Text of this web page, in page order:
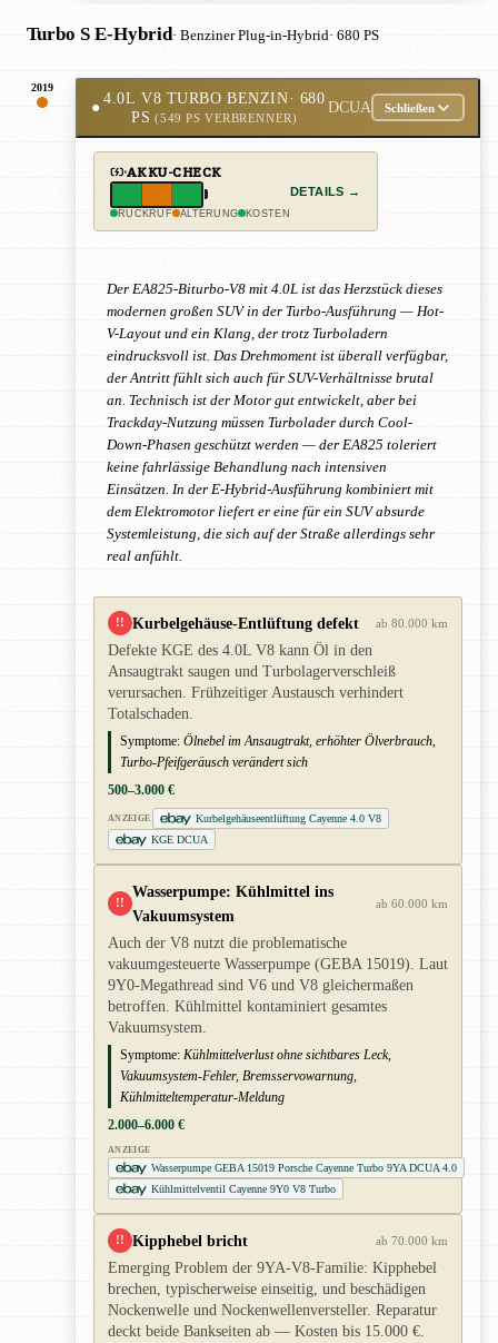
Turbo S E-Hybrid· Benziner Plug-in-Hybrid· 680 PS
2019
●
4.0L V8 TURBO BENZIN· 680
PS (549 PS VERBRENNER)
DCUA Schließen
AKKU-CHECK
RÜCKRUF ALTERUNG KOSTEN
DETAILS →
Der EA825-Biturbo-V8 mit 4.0L ist das Herzstück dieses
modernen großen SUV in der Turbo-Ausführung — Hot-
V-Layout und ein Klang, der trotz Turboladern
eindrucksvoll ist. Das Drehmoment ist überall verfügbar,
der Antritt fühlt sich auch für SUV-Verhältnisse brutal
an. Technisch ist der Motor gut entwickelt, aber bei
Trackday-Nutzung müssen Turbolader durch Cool-
Down-Phasen geschützt werden — der EA825 toleriert
keine fahrlässige Behandlung nach intensiven
Einsätzen. In der E-Hybrid-Ausführung kombiniert mit
dem Elektromotor liefert er eine für ein SUV absurde
Systemleistung, die sich auf der Straße allerdings sehr
real anfühlt.
!! Kurbelgehäuse-Entlüftung defekt ab 80.000 km
Defekte KGE des 4.0L V8 kann Öl in den
Ansaugtrakt saugen und Turbolagerverschleiß
verursachen. Frühzeitiger Austausch verhindert
Totalschaden.
Symptome: Ölnebel im Ansaugtrakt, erhöhter Ölverbrauch,
Turbo-Pfeifgeräusch verändert sich
500–3.000 €
ANZEIGE
Kurbelgehäuseentlüftung Cayenne 4.0 V8
KGE DCUA
!!
Wasserpumpe: Kühlmittel ins
Vakuumsystem
ab 60.000 km
Auch der V8 nutzt die problematische
vakuumgesteuerte Wasserpumpe (GEBA 15019). Laut
9Y0-Megathread sind V6 und V8 gleichermaßen
betroffen. Kühlmittel kontaminiert gesamtes
Vakuumsystem.
Symptome: Kühlmittelverlust ohne sichtbares Leck,
Vakuumsystem-Fehler, Bremsservowarnung,
Kühlmitteltemperatur-Meldung
2.000–6.000 €
ANZEIGE
Wasserpumpe GEBA 15019 Porsche Cayenne Turbo 9YA DCUA 4.0
Kühlmittelventil Cayenne 9Y0 V8 Turbo
!! Kipphebel bricht ab 70.000 km
Emerging Problem der 9YA-V8-Familie: Kipphebel
brechen, typischerweise einseitig, und beschädigen
Nockenwelle und Nockenwellenversteller. Reparatur
deckt beide Bankseiten ab — Kosten bis 15.000 €.